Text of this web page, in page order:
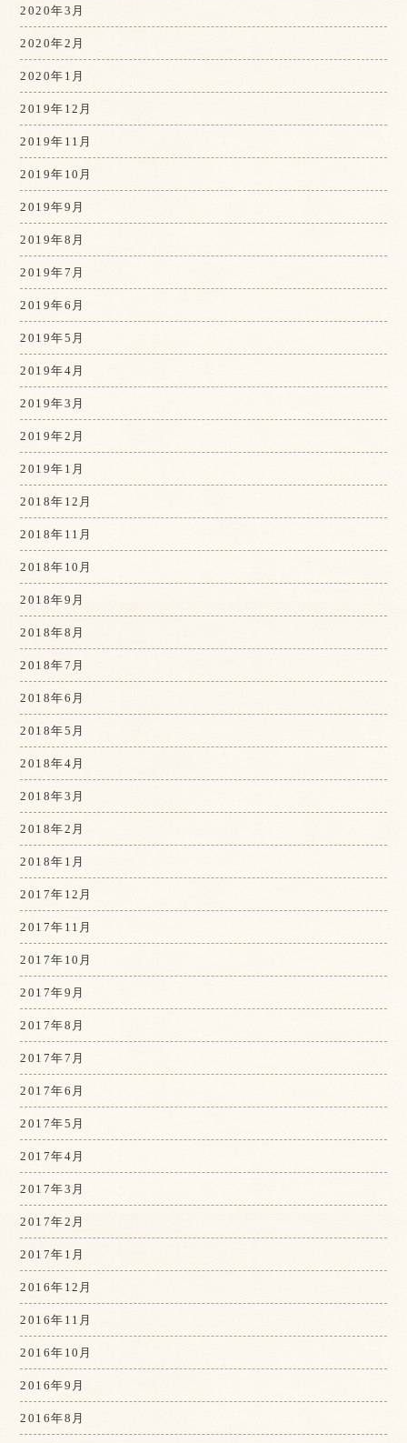
2020年3月
2020年2月
2020年1月
2019年12月
2019年11月
2019年10月
2019年9月
2019年8月
2019年7月
2019年6月
2019年5月
2019年4月
2019年3月
2019年2月
2019年1月
2018年12月
2018年11月
2018年10月
2018年9月
2018年8月
2018年7月
2018年6月
2018年5月
2018年4月
2018年3月
2018年2月
2018年1月
2017年12月
2017年11月
2017年10月
2017年9月
2017年8月
2017年7月
2017年6月
2017年5月
2017年4月
2017年3月
2017年2月
2017年1月
2016年12月
2016年11月
2016年10月
2016年9月
2016年8月